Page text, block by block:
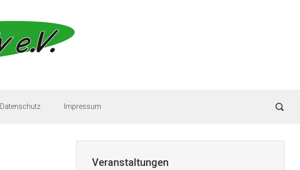
Datenschutz Impressum
Veranstaltungen